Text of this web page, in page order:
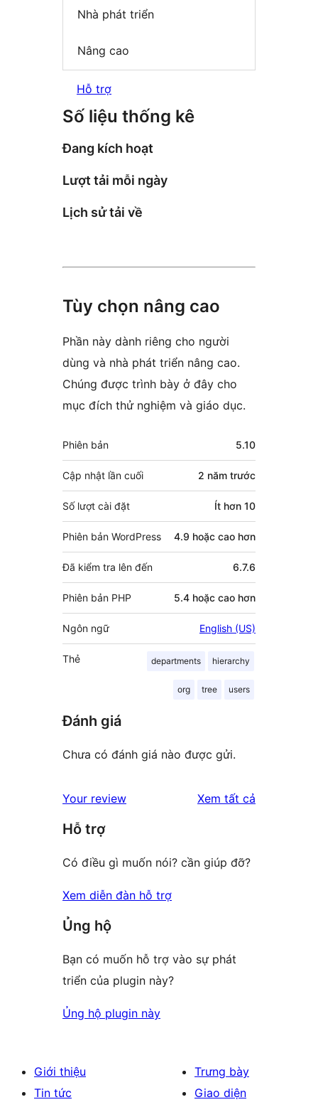
Nhà phát triển
Nâng cao
Hỗ trợ
Số liệu thống kê
Đang kích hoạt
Lượt tải mỗi ngày
Lịch sử tải về
Tùy chọn nâng cao
Phần này dành riêng cho người
dùng và nhà phát triển nâng cao.
Chúng được trình bày ở đây cho
mục đích thử nghiệm và giáo dục.
Meta
Phiên bản 5.10
Cập nhật lần cuối 2 năm trước
Số lượt cài đặt Ít hơn 10
Phiên bản WordPress 4.9 hoặc cao hơn
Đã kiểm tra lên đến 6.7.6
Phiên bản PHP 5.4 hoặc cao hơn
Ngôn ngữ English (US)
Thẻ departments hierarchy
org tree users
Đánh giá
Chưa có đánh giá nào được gửi.
Your review Xem tất cả
Hỗ trợ
Có điều gì muốn nói? cần giúp đỡ?
Xem diễn đàn hỗ trợ
Ủng hộ
Bạn có muốn hỗ trợ vào sự phát
triển của plugin này?
Ủng hộ plugin này
Giới thiệu
Tin tức
Trưng bày
Giao diện